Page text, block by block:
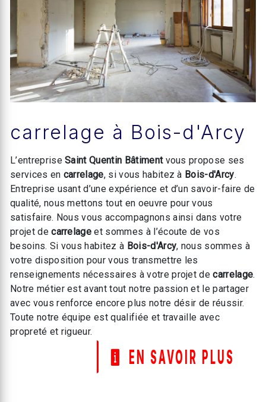
carrelage à Bois-d'Arcy
L’entrepriseSaint Quentin Bâtimentvous propose ses
services en carrelage, si vous habitez à Bois-d'Arcy.
Entreprise usant d’une expérience et d’un savoir-faire de
qualité, nous mettons tout en oeuvre pour vous
satisfaire. Nous vous accompagnons ainsi dans votre
projet decarrelage et sommes à l’écoute de vos
besoins. Si vous habitez à Bois-d'Arcy, nous sommes à
votre disposition pour vous transmettre les
renseignements nécessaires à votre projet decarrelage.
Notre métier est avant tout notre passion et le partager
avec vous renforce encore plus notre désir de réussir.
Toute notre équipe est qualifiée et travaille avec
propreté et rigueur.
EN SAVOIR PLUS